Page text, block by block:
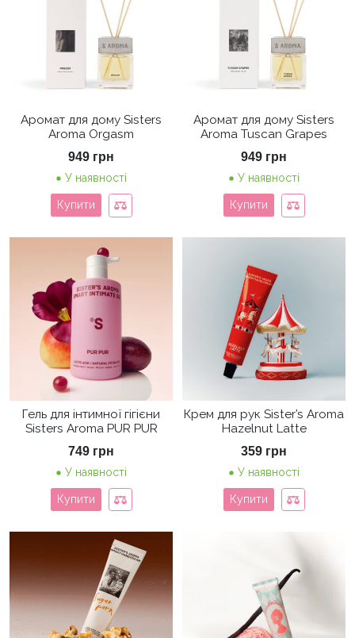
Аромат для дому Sisters
Aroma Orgasm
949 грн
У наявності
Купити
Аромат для дому Sisters
Aroma Tuscan Grapes
949 грн
У наявності
Купити
Гель для інтимної гігієни
Sisters Aroma PUR PUR
749 грн
У наявності
Купити
Крем для рук Sister’s Aroma
Hazelnut Latte
359 грн
У наявності
Купити